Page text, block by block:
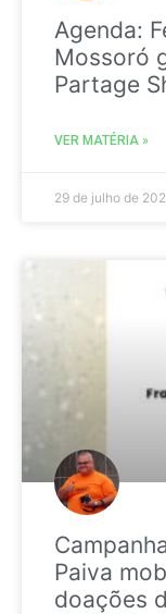
Agenda:
Mossoró
Partage
VER MATÉRIA »
29 de julho de
Paiva
doações